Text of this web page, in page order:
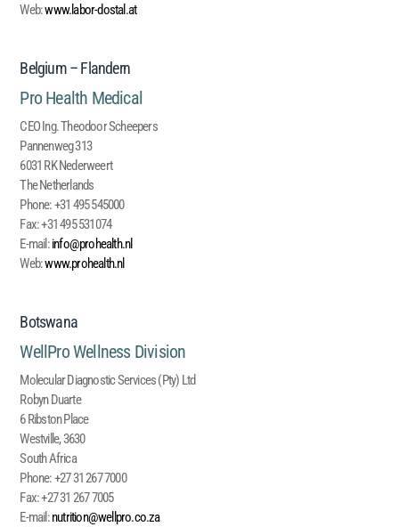
Web:www.labor-dostal.at
Belgium – Flandern
Pro Health Medical
CEO Ing. Theodoor Scheepers
Pannenweg 313
6031 RK Nederweert
The Netherlands
Phone:+31 495 545000
Fax:+31 495 531074
E-mail:info@prohealth.nl
Web:www.prohealth.nl
Botswana
WellPro Wellness Division
Molecular Diagnostic Services (Pty) Ltd
Robyn Duarte
6 Ribston Place
Westville, 3630
South Africa
Phone:+27 31 267 7000
Fax:+27 31 267 7005
E-mail:nutrition@wellpro.co.za